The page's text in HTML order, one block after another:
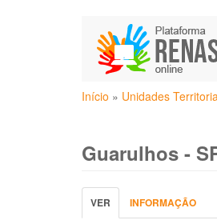
Você
Início » Unidades
Guarulhos -
Abas
primárias
VER (ABA
ATIVA)
INFORMAÇÃO